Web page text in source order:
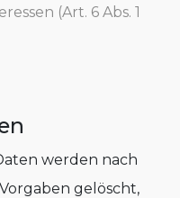
(Art. 6 Abs. 1
werden nach
gelöscht,